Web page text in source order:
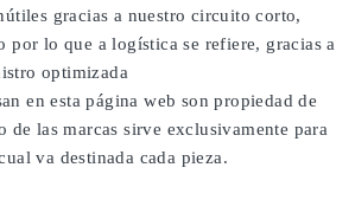
gracias a nuestro circuito corto,
por lo que a logística se refiere, gracias a
optimizada
en esta página web son propiedad de
de las marcas sirve exclusivamente para
va destinada cada pieza.